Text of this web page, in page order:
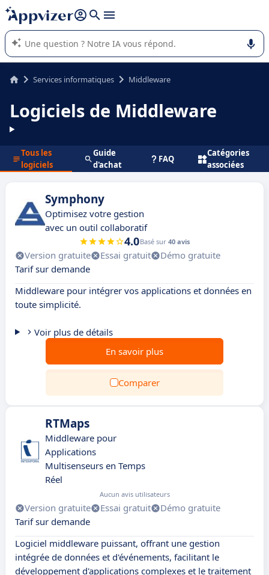
répondre (plusieurs lignes avec
L'IA de Appvizer vous guide dans l'utilisation ou la sélection de
logiciel SaaS en entreprise.
Services informatiques Middleware
Logiciels de Middleware
Tous les
logiciels
Guide
d'achat
FAQ
Catégories
associées
Symphony
Optimisez votre gestion
avec un outil collaboratif
4.0Basé sur 40 avis
Version gratuite Essai gratuit
Démo gratuite
Tarif sur demande
Middleware pour intégrer vos applications et données en
toute simplicité.
Voir plus de détails
En savoir plus
Comparer
RTMaps
Middleware pour
Applications
Multisenseurs en Temps
Réel
Aucun avis utilisateurs
Version gratuite Essai gratuit
Démo gratuite
Tarif sur demande
Logiciel middleware puissant, offrant une gestion
intégrée de données et d'événements, facilitant le
développement d'applications complexes et le traitement